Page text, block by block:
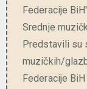
Federacije
Srednje
Predstavili su
muzičkih/
Federacije